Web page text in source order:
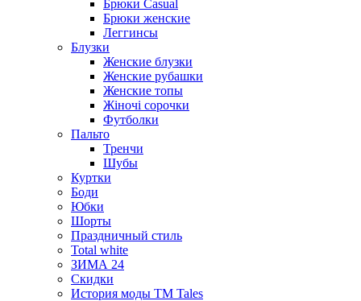
Брюки Casual
Брюки женские
Леггинсы
Блузки
Женские блузки
Женские рубашки
Женские топы
Жіночі сорочки
Футболки
Пальто
Тренчи
Шубы
Куртки
Боди
Юбки
Шорты
Праздничный стиль
Total white
ЗИМА 24
Скидки
История моды ТМ Tales